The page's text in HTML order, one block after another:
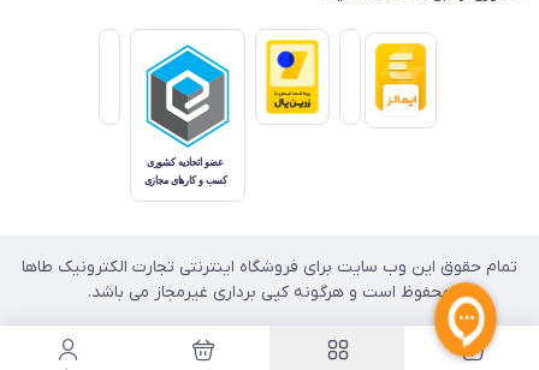
تمام حقوق این وب سایت برای فروشگاه اینترنتی تجارت الکترونیک طاها
محفوظ است و هرگونه کپی برداری غیرمجاز می باشد.